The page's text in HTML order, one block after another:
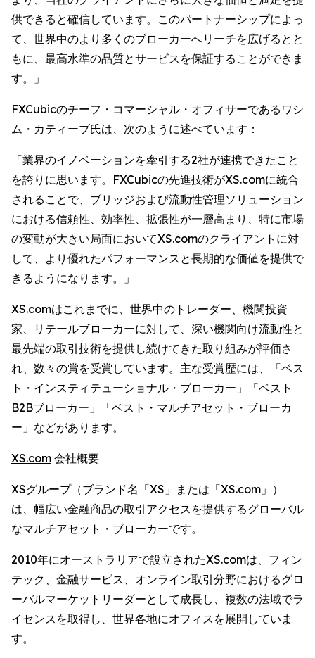
供できると確信しています。このパートナーシップによっ
て、世界中のより多くのブローカーへリーチを広げるとと
もに、最高水準の品質とサービスを保証することができま
す。」
FXCubicのチーフ・コマーシャル・オフィサーであるワシ
ム・カティーブ氏は、次のように述べています：
「業界のイノベーションを牽引する2社が連携できたこと
を誇りに思います。FXCubicの先進技術がXS.comに統合
されることで、ブリッジおよび流動性管理ソリューション
における信頼性、効率性、拡張性が一層高まり、特に市場
の変動が大きい局面においてXS.comのクライアントに対
して、より優れたパフォーマンスと長期的な価値を提供で
きるようになります。」
XS.comはこれまでに、世界中のトレーダー、機関投資
家、リテールブローカーに対して、深い機関向け流動性と
最先端の取引技術を提供し続けてきた取り組みが評価さ
れ、数々の賞を受賞しています。主な受賞歴には、「ベス
ト・インスティテューショナル・ブローカー」「ベスト
B2Bブローカー」「ベスト・マルチアセット・ブローカ
ー」などがあります。
XS.com 会社概要
XSグループ（ブランド名「XS」または「XS.com」）
は、幅広い金融商品の取引アクセスを提供するグローバル
なマルチアセット・ブローカーです。
2010年にオーストラリアで設立されたXS.comは、フィン
テック、金融サービス、オンライン取引分野におけるグロ
ーバルマーケットリーダーとして成長し、複数の法域でラ
イセンスを取得し、世界各地にオフィスを展開していま
す。